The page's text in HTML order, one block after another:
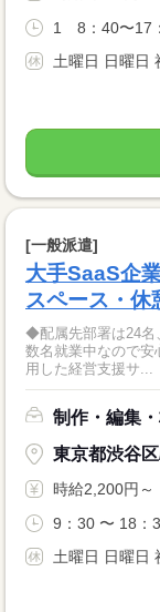
1 8：40〜17
土曜日 日曜日
[一般派遣]
大手SaaS企
スペース・休
◆配属先部署は24名
数名就業中なので安心です 東証プライム上場・ビ
用した経営支援サ...
制作・編集
東京都渋谷
時給2,200円～
9：30 〜 18：
土曜日 日曜日